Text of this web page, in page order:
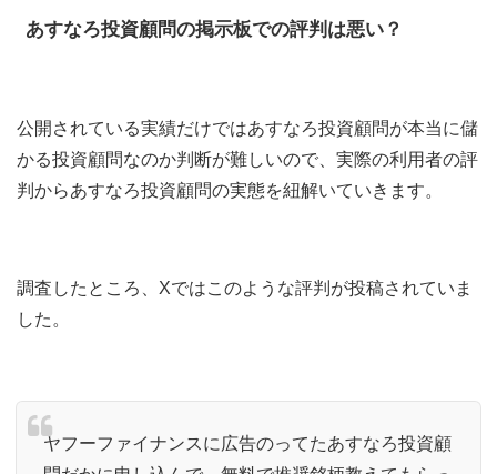
あすなろ投資顧問の掲示板での評判は悪い？
公開されている実績だけではあすなろ投資顧問が本当に儲
かる投資顧問なのか判断が難しいので、実際の利用者の評
判からあすなろ投資顧問の実態を紐解いていきます。
調査したところ、Xではこのような評判が投稿されていま
した。
ヤフーファイナンスに広告のってたあすなろ投資顧